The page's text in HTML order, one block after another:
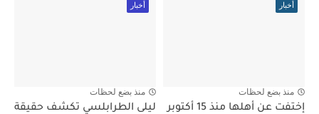
أخبار
منذ بضع لحظات
إختفت عن أهلها منذ 15 أكتوبر
أخبار
منذ بضع لحظات
ليلى الطرابلسي تكشف حقيقة